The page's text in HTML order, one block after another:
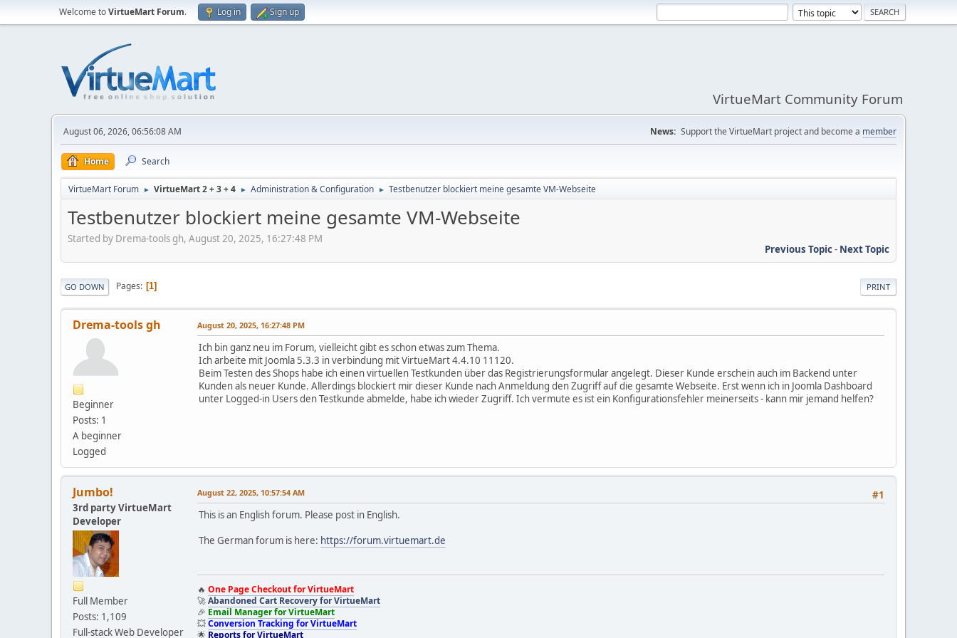
Welcome toVirtueMart Forum. Log in Sign up
VirtueMart Community Forum
August 06, 2026, 06:56:08 AM News: Support the VirtueMart project and become a member
Home Search
VirtueMart Forum ► VirtueMart 2 + 3 + 4 ► Administration & Configuration ► Testbenutzer blockiert meine gesamte VM-Webseite
Testbenutzer blockiert meine gesamte VM-Webseite
Started by Drema-tools gh, August 20, 2025, 16:27:48 PM
Previous Topic- Next Topic
PRINT
GO DOWN Pages 1
Drema-tools gh
Beginner
Posts: 1
A beginner
Logged
August 20, 2025, 16:27:48 PM
Ich bin ganz neu im Forum, vielleicht gibt es schon etwas zum Thema.
Ich arbeite mit Joomla 5.3.3 in verbindung mit VirtueMart 4.4.10 11120.
Beim Testen des Shops habe ich einen virtuellen Testkunden über das Registrierungsformular angelegt. Dieser Kunde erschein auch im Backend unter
Kunden als neuer Kunde. Allerdings blockiert mir dieser Kunde nach Anmeldung den Zugriff auf die gesamte Webseite. Erst wenn ich in Joomla Dashboard
unter Logged-in Users den Testkunde abmelde, habe ich wieder Zugriff. Ich vermute es ist ein Konfigurationsfehler meinerseits - kann mir jemand helfen?
Jumbo!
3rd party VirtueMart
Developer
Full Member
Posts: 1,109
Full-stack Web Developer
#1
August 22, 2025, 10:57:54 AM
This is an English forum. Please post in English.
The German forum is here: https://forum.virtuemart.de
🔥 One Page Checkout for VirtueMart
🚀Abandoned Cart Recovery for VirtueMart
🎉 Email Manager for VirtueMart
💥Conversion Tracking for VirtueMart
🌟 Reports for VirtueMart